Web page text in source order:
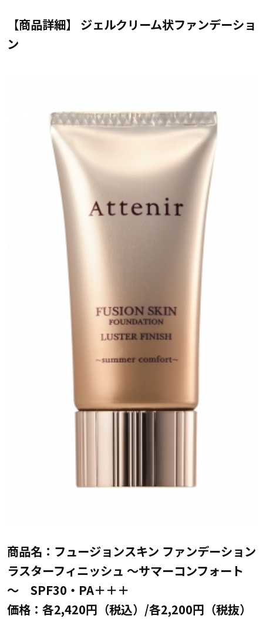
【商品詳細】 ジェルクリーム状ファンデーショ
ン
商品名：フュージョンスキン ファンデーション
ラスターフィニッシュ ～サマーコンフォート
～ SPF30・PA＋＋＋
価格：各2,420円（税込）/各2,200円（税抜）